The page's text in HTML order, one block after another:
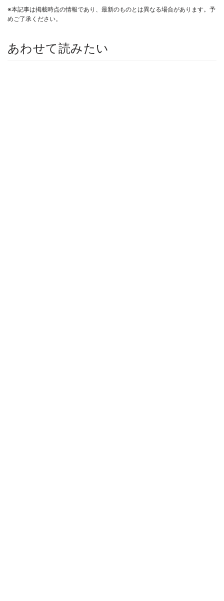
※本記事は掲載時点の情報であり、最新のものとは異なる場合があります。予
めご了承ください。
あわせて読みたい